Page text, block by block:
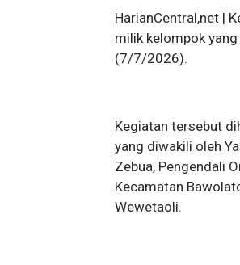
HarianCentral,net |
milik kelompok
(7/7/2026).
Kegiatan tersebut
yang diwakili oleh
Zebua, Pengendali
Kecamatan
Wewetaoli.